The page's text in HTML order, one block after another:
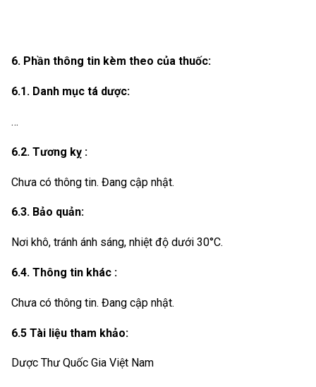
6. Phần thông tin kèm theo của thuốc:
6.1. Danh mục tá dược:
…
6.2. Tương kỵ :
Chưa có thông tin. Đang cập nhật.
6.3. Bảo quản:
Nơi khô, tránh ánh sáng, nhiệt độ dưới 30°C.
6.4. Thông tin khác :
Chưa có thông tin. Đang cập nhật.
6.5 Tài liệu tham khảo:
Dược Thư Quốc Gia Việt Nam